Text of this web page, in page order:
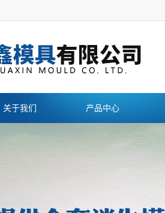
关于我们 产品中心